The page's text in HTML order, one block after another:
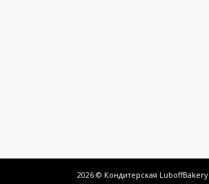
2026 © Кондитерская LuboffBakery